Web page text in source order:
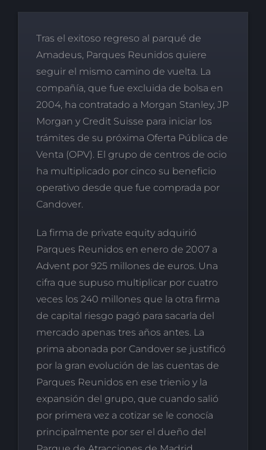
Tras el exitoso regreso al parqué de
Amadeus, Parques Reunidos quiere
seguir el mismo camino de vuelta. La
compañía, que fue excluida de bolsa en
2004, ha contratado a Morgan Stanley, JP
Morgan y Credit Suisse para iniciar los
trámites de su próxima Oferta Pública de
Venta (OPV). El grupo de centros de ocio
ha multiplicado por cinco su beneficio
operativo desde que fue comprada por
Candover.
La firma de private equity adquirió
Parques Reunidos en enero de 2007 a
Advent por 925 millones de euros. Una
cifra que supuso multiplicar por cuatro
veces los 240 millones que la otra firma
de capital riesgo pagó para sacarla del
mercado apenas tres años antes. La
prima abonada por Candover se justificó
por la gran evolución de las cuentas de
Parques Reunidos en ese trienio y la
expansión del grupo, que cuando salió
por primera vez a cotizar se le conocía
principalmente por ser el dueño del